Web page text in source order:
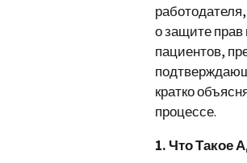
о защите
пациентов,
кратко
процессе.
1. Что Такое